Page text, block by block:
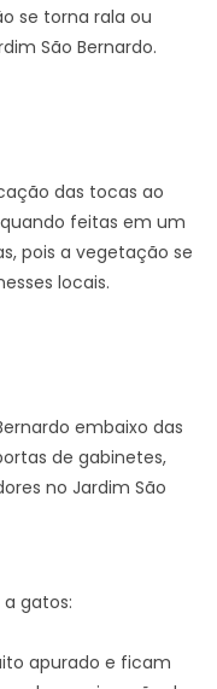
se torna rala ou
São Bernardo.
das tocas ao
feitas em um
pois a vegetação se
locais.
embaixo das
de gabinetes,
no Jardim São
gatos:
apurado e ficam